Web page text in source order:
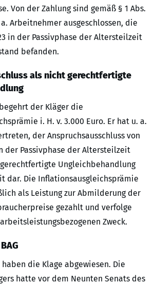
Von der Zahlung sind gemäß § 1 Abs.
a. Arbeitnehmer ausgeschlossen, die
in der Passivphase der Altersteilzeit
befanden.
als nicht gerechtfertigte
der Kläger die
i. H. v. 3.000 Euro. Er hat u. a.
der Anspruchsausschluss von
der Passivphase der Altersteilzeit
Ungleichbehandlung
dar. Die Inflationsausgleichsprämie
als Leistung zur Abmilderung der
gezahlt und verfolge
Zweck.
die Klage abgewiesen. Die
hatte vor dem Neunten Senats des